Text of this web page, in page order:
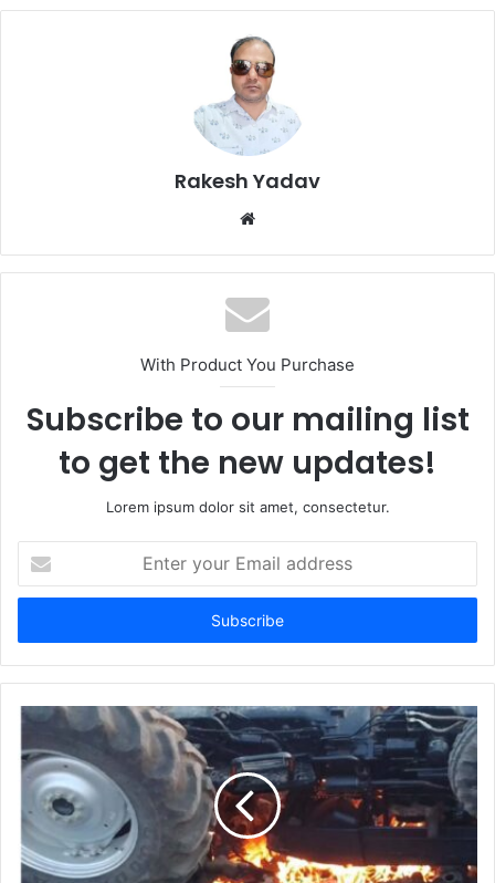
Rakesh Yadav
b
s
i
e
With Product You Purchase
Subscribe to our mailing list
to get the new updates!
Lorem ipsum dolor sit amet, consectetur.
t
r
y
u
E
a